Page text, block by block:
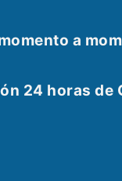
a
24 horas de